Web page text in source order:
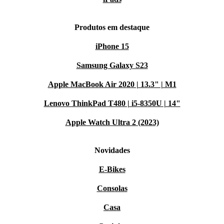
Produtos em destaque
iPhone 15
Samsung Galaxy S23
Apple MacBook Air 2020 | 13.3" | M1
Lenovo ThinkPad T480 | i5-8350U | 14"
Apple Watch Ultra 2 (2023)
Novidades
E-Bikes
Consolas
Casa